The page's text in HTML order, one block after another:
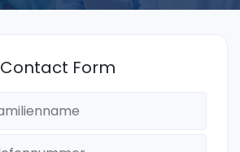
Contact Form